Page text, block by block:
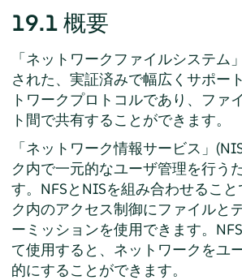
19.1 概要
「ネットワークファイルシステム
された、実証済みで幅広くサポー
トワークプロトコルであり、ファ
ト間で共有することができます。
「ネットワーク情報サービス」
ク内で一元的なユーザ管理を行う
す。NFSとNISを組み合わせるこ
ク内のアクセス制御にファイルと
ーミッションを使用できます。
て使用すると、ネットワークをユ
的にすることができます。